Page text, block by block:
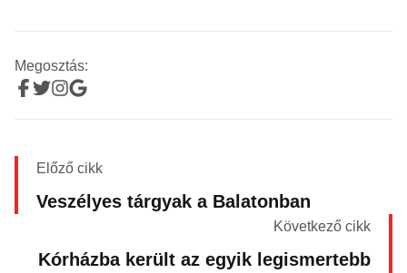
Megosztás:
Előző cikk
Veszélyes tárgyak a Balatonban
Következő cikk
Kórházba került az egyik legismertebb